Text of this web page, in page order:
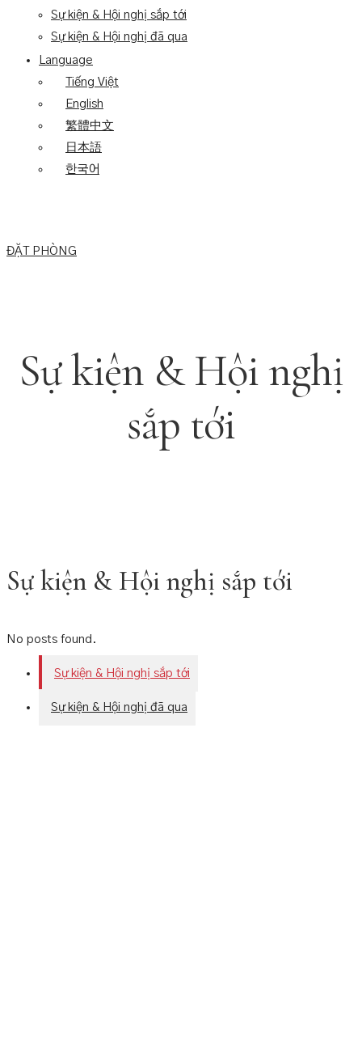
Sự kiện & Hội nghị sắp tới
Sự kiện & Hội nghị đã qua
Language
Tiếng Việt
English
繁體中文
日本語
한국어
ĐẶT PHÒNG
Sự kiện & Hội nghị
sắp tới
Sự kiện & Hội nghị sắp tới​
No posts found.
Sự kiện & Hội nghị sắp tới
Sự kiện & Hội nghị đã qua